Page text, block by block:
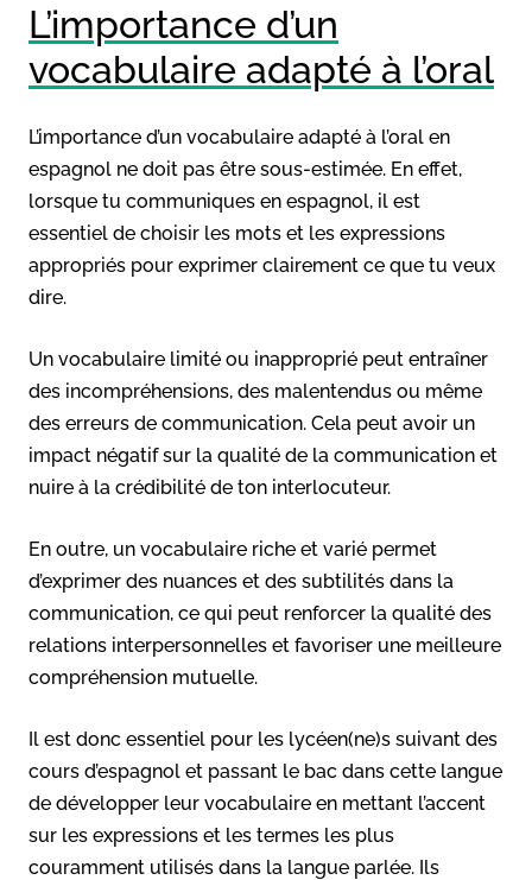
L’importance d’un
vocabulaire adapté à l’oral
L’importance d’un vocabulaire adapté à l’oral en
espagnol ne doit pas être sous-estimée. En effet,
lorsque tu communiques en espagnol, il est
essentiel de choisir les mots et les expressions
appropriés pour exprimer clairement ce que tu veux
dire.
Un vocabulaire limité ou inapproprié peut entraîner
des incompréhensions, des malentendus ou même
des erreurs de communication. Cela peut avoir un
impact négatif sur la qualité de la communication et
nuire à la crédibilité de ton interlocuteur.
En outre, un vocabulaire riche et varié permet
d’exprimer des nuances et des subtilités dans la
communication, ce qui peut renforcer la qualité des
relations interpersonnelles et favoriser une meilleure
compréhension mutuelle.
Il est donc essentiel pour les lycéen(ne)s suivant des
cours d’espagnol et passant le bac dans cette langue
de développer leur vocabulaire en mettant l’accent
sur les expressions et les termes les plus
couramment utilisés dans la langue parlée. Ils